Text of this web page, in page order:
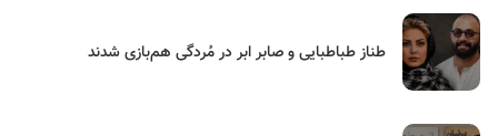
طناز طباطبایی و صابر ابر در مُردگی هم‌بازی شدند